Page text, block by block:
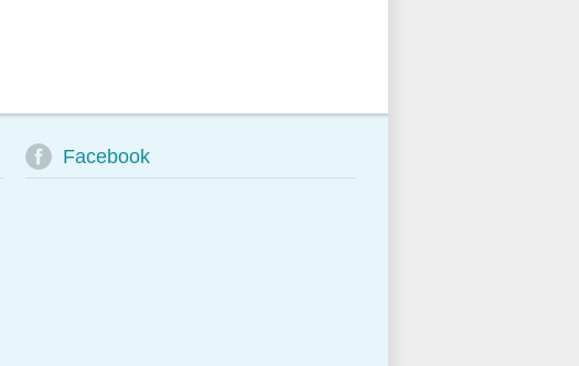
Facebook